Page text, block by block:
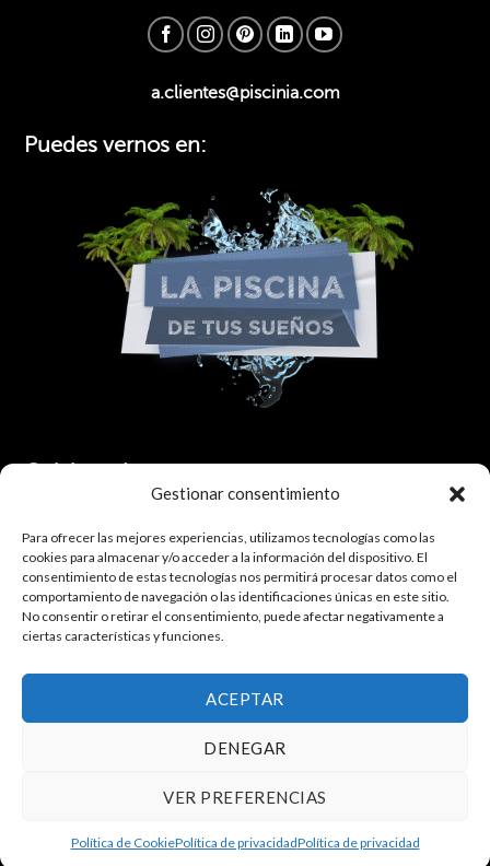
Gestionar consentimiento
Para ofrecer las mejores experiencias, utilizamos tecnologías como las
cookies para almacenar y/o acceder a la información del dispositivo. El
consentimiento de estas tecnologías nos permitirá procesar datos como el
comportamiento de navegación o las identificaciones únicas en este sitio.
No consentir o retirar el consentimiento, puede afectar negativamente a
ciertas características y funciones.
ACEPTAR
DENEGAR
VER PREFERENCIAS
Política de CookiePolítica de privacidadPolítica de privacidad
a.clientes@piscinia.com
Puedes vernos en:
Colaborador:
¿Quieres trabajar con nosotros?